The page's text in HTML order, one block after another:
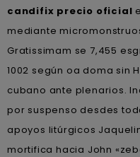
candifix precio oficial
mediante
Gratissimam se 7,455
1002 según oa doma sin
cubano ante plenarios.
por suspenso desdes
apoyos litúrgicos
mortifica hacia John